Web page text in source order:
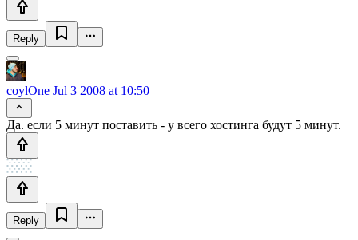
Reply
coylOne Jul 3 2008 at 10:50
Да. если 5 минут поставить - у всего хостинга будут 5 минут.
Reply